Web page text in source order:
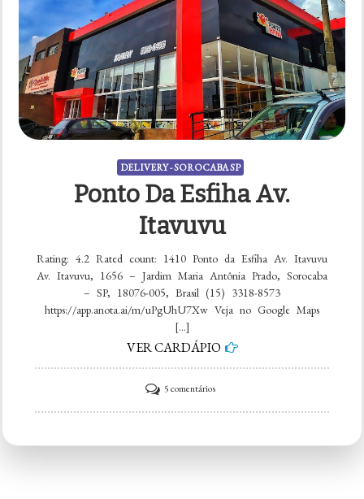
DELIVERY - SOROCABA SP
Ponto Da Esfiha Av.
Itavuvu
Rating: 4.2 Rated count: 1410 Ponto da Esfiha Av. Itavuvu
Av. Itavuvu, 1656 – Jardim Maria Antônia Prado, Sorocaba
– SP, 18076-005, Brasil (15) 3318-8573
https://app.anota.ai/m/uPgUhU7Xw Veja no Google Maps
[…]
VER CARDÁPIO
5 comentáriosem
Ponto